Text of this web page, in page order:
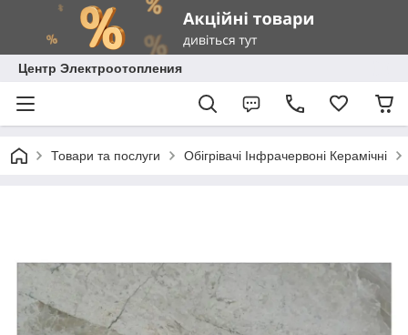
Центр Электроотопления
Товари та послуги Обігрівачі Інфрачервоні Керамічні